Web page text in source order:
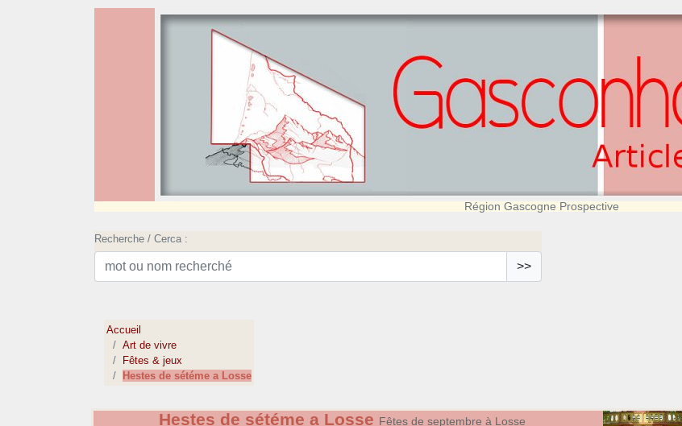
Région Gascogne Prospective
Recherche / Cerca :
>>
Accueil
Art de vivre
Fêtes & jeux
Hestes de sétéme a Losse
Hestes de sétéme a Losse Fêtes de septembre à Losse